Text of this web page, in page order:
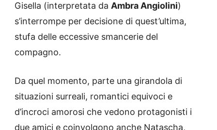
Gisella (interpretata da Ambra Angiolini)
s’interrompe per decisione di quest’ultima,
stufa delle eccessive smancerie del
compagno.
Da quel momento, parte una girandola di
situazioni surreali, romantici equivoci e
d’incroci amorosi che vedono protagonisti i
due amici e coinvolgono anche Natascha,